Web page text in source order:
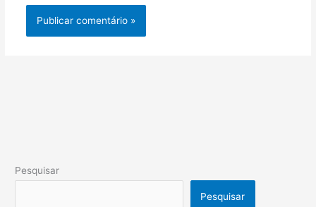
Pesquisar
Pesquisar